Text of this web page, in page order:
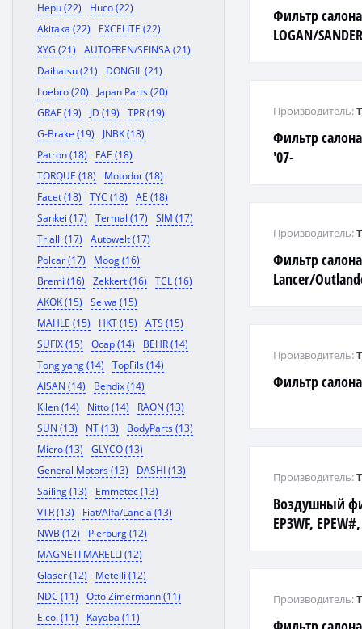
Hepu (22)
Huco (22)
Akitaka (22)
EXCELITE (22)
XYG (21)
AUTOFREN/SEINSA (21)
Daihatsu (21)
DONGIL (21)
Loebro (20)
Japan Parts (20)
GRAF (19)
JD (19)
TPR (19)
G-Brake (19)
JNBK (18)
Patron (18)
FAE (18)
TORQUE (18)
Motodor (18)
Facet (18)
TYC (18)
AE (18)
Sankei (17)
Termal (17)
SIM (17)
Trialli (17)
Autowelt (17)
Polcar (17)
Moog (16)
Bremi (16)
Zekkert (16)
TCL (16)
AKOK (15)
Seiwa (15)
MAHLE (15)
HKT (15)
ATS (15)
SUFIX (15)
Ocap (14)
BEHR (14)
Tong yang (14)
TopFils (14)
AISAN (14)
Bendix (14)
Kilen (14)
Nitto (14)
RAON (13)
SUN (13)
NT (13)
BodyParts (13)
Micro (13)
GLYCO (13)
General Motors (13)
DASHI (13)
Sailing (13)
Emmetec (13)
VTR (13)
Fiat/Alfa/Lancia (13)
NWB (12)
Pierburg (12)
MAGNETI MARELLI (12)
Glaser (12)
Metelli (12)
NDC (11)
Otto Zimermann (11)
E.co. (11)
Kayaba (11)
Фильтр салона
LOGAN/
Фильтр
'07-
Производитель:
Фильтр
Lancer/
Производитель:
Фильтр
Производитель:
Воздушный
EP3WF,
Производитель:
Производитель: